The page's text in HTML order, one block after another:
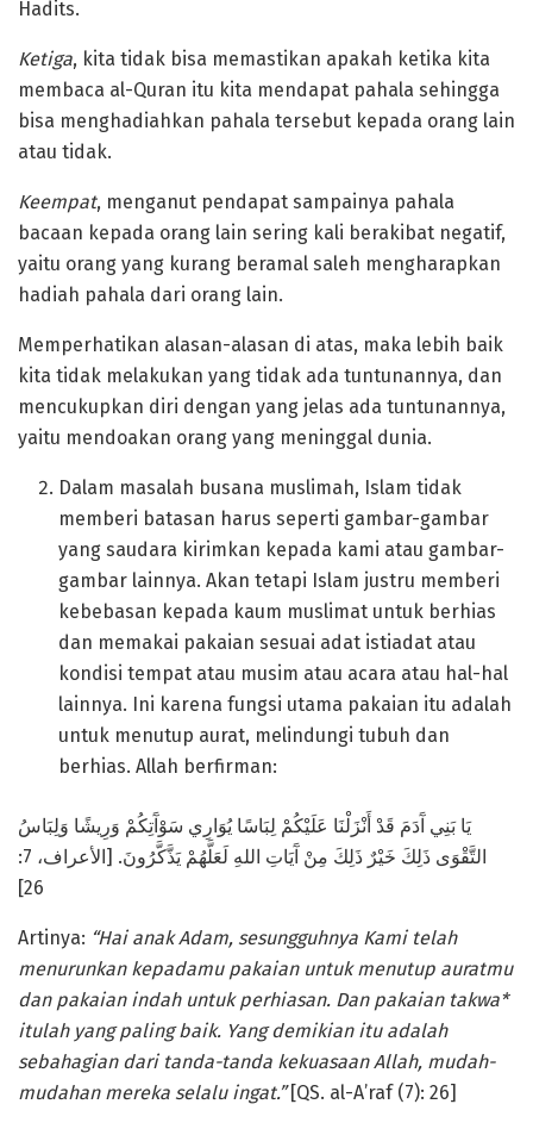
Hadits.
Ketiga, kita tidak bisa memastikan apakah ketika kita
membaca al-Quran itu kita mendapat pahala sehingga
bisa menghadiahkan pahala tersebut kepada orang lain
atau tidak.
Keempat, menganut pendapat sampainya pahala
bacaan kepada orang lain sering kali berakibat negatif,
yaitu orang yang kurang beramal saleh mengharapkan
hadiah pahala dari orang lain.
Memperhatikan alasan-alasan di atas, maka lebih baik
kita tidak melakukan yang tidak ada tuntunannya, dan
mencukupkan diri dengan yang jelas ada tuntunannya,
yaitu mendoakan orang yang meninggal dunia.
Dalam masalah busana muslimah, Islam tidak
memberi batasan harus seperti gambar-gambar
yang saudara kirimkan kepada kami atau gambar-
gambar lainnya. Akan tetapi Islam justru memberi
kebebasan kepada kaum muslimat untuk berhias
dan memakai pakaian sesuai adat istiadat atau
kondisi tempat atau musim atau acara atau hal-hal
lainnya. Ini karena fungsi utama pakaian itu adalah
untuk menutup aurat, melindungi tubuh dan
berhias. Allah berfirman:
يَا بَنِي آَدَمَ قَدْ أَنْزَلْنَا عَلَيْكُمْ لِبَاسًا يُوَارِي سَوْآَتِكُمْ وَرِيشًا وَلِبَاسُ
التَّقْوَى ذَلِكَ خَيْرٌ ذَلِكَ مِنْ آَيَاتِ اللهِ لَعَلَّهُمْ يَذَّكَّرُونَ. [الأعراف، 7:
26]
Artinya: “Hai anak Adam, sesungguhnya Kami telah
menurunkan kepadamu pakaian untuk menutup auratmu
dan pakaian indah untuk perhiasan. Dan pakaian takwa*
itulah yang paling baik. Yang demikian itu adalah
sebahagian dari tanda-tanda kekuasaan Allah, mudah-
mudahan mereka selalu ingat.”[QS. al-A’raf (7): 26]